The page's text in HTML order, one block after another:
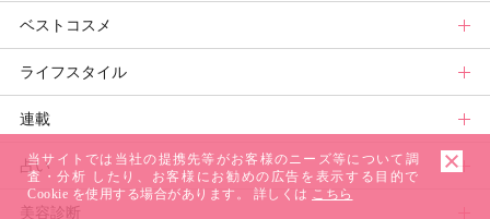
ビューティ速報
ヘアまとめ
ヘア診断
ボディケアまとめ
ボディケア診断
美活グランプリ
ヘルスケア・ダイエット
マキアビューティーズトップ
TOPビューティーズ一覧
ビューティーズ一覧
記事ランキング
メンバーランキング
ベストコスメ
ベストコスメトップ
ベストコスメ
読者ベスコス
プチプラコスメグランプリ
ライフスタイル
ライフスタイルトップ
ニュース
ライフスタイルまとめ
連載
連載トップ
マキアエディターズのオッス！推しコス
占い
占いトップ
美容診断
当サイトでは当社の提携先等がお客様のニーズ等について調
査・分析 したり、お客様にお勧めの広告を表示する目的で
Cookie を使用する場合があります。 詳しくは こちら